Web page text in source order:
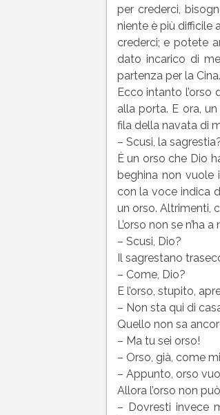
per crederci,
niente è più difficile
crederci; e potete
dato incarico di
partenza per la Cina.
Ecco intanto
alla porta. E ora,
fila della navata di
– Scusi, la
È un orso che Dio
beghina non vuole
con la voce indica
un orso. Altrimenti,
L’orso non se n’ha
– Scusi, Dio?
Il sagrestano
– Come, Dio?
E l’orso, stupito,
– Non sta qui di
Quello non sa
– Ma tu sei orso!
– Orso, già, come
– Appunto, orso
Allora l’orso non
– Dovresti invece